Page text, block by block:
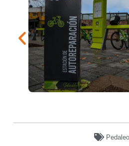
Pedaleo